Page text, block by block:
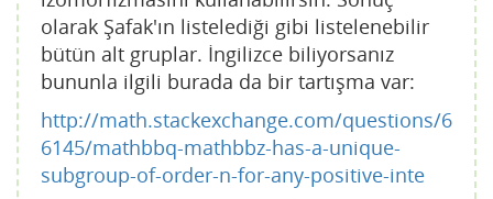
olarak Şafak'ın listelediği gibi listelenebilir
bütün alt gruplar. İngilizce biliyorsanız
bununla ilgili burada da bir tartışma var:
http://math.stackexchange.com/questions/6
6145/mathbbq-mathbbz-has-a-unique-
subgroup-of-order-n-for-any-positive-inte